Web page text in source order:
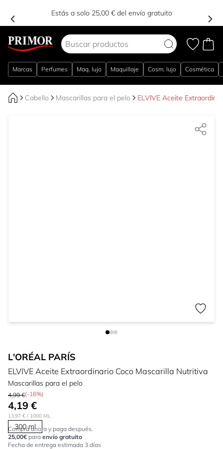
Estás a solo 25,00 € del envío gratuito
Marcas Perfumes Maq. lujo Maquillaje Cosm. lujo Cosmética
Cabello Mascarillas para el pelo ELVIVE Aceite
L'ORÉAL PARÍS
ELVIVE Aceite Extraordinario Coco Mascarilla Nutritiva
Mascarillas para el pelo
4,99 €(-16%)
4,19 €
13,97 € / 1000 ML
300 ml
Compra ahora y paga después.
25,00€ para envío gratuito
Fecha de entrega estimada 3 días